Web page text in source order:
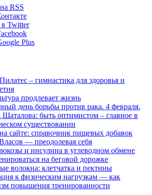
– гимнастика для здоровья и
продлевает жизнь
день борьбы против рака. 4 февраля.
Шаталова: быть оптимистом – главное в
существовании
сайте: справочник пищевых добавок
— преодолевая себя
и инсулина в углеводном обмене
на беговой дорожке
волокна: клетчатка и пектины
к физическим нагрузкам — как
повышения тренированности